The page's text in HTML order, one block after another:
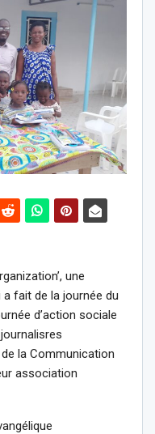
une
fait de la journée du
d’action sociale
la Communication
association